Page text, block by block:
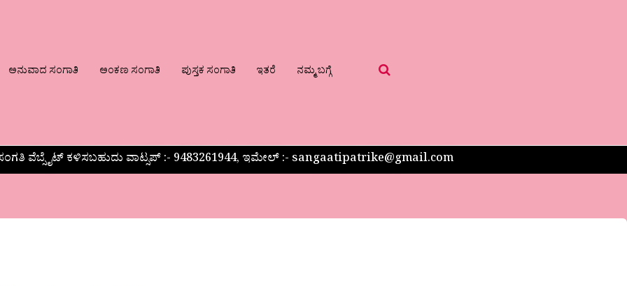
ಅನುವಾದ ಸಂಗಾತಿ ಅಂಕಣ ಸಂಗಾತಿ ಪುಸ್ತಕ ಸಂಗಾತಿ ಇತರೆ ನಮ್ಮ ಬಗ್ಗೆ
ವೆಬ್ಸೈಟ್ ಕಳಿಸಬಹುದು ವಾಟ್ಸಪ್‌ :- 9483261944, ಇಮೇಲ್ :- sangaatipatrike@gmail.com